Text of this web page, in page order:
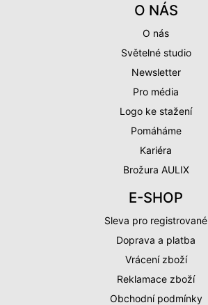
O NÁS
O nás
Světelné studio
Newsletter
Pro média
Logo ke stažení
Pomáháme
Kariéra
Brožura AULIX
E-SHOP
Sleva pro registrované
Doprava a platba
Vrácení zboží
Reklamace zboží
Obchodní podmínky